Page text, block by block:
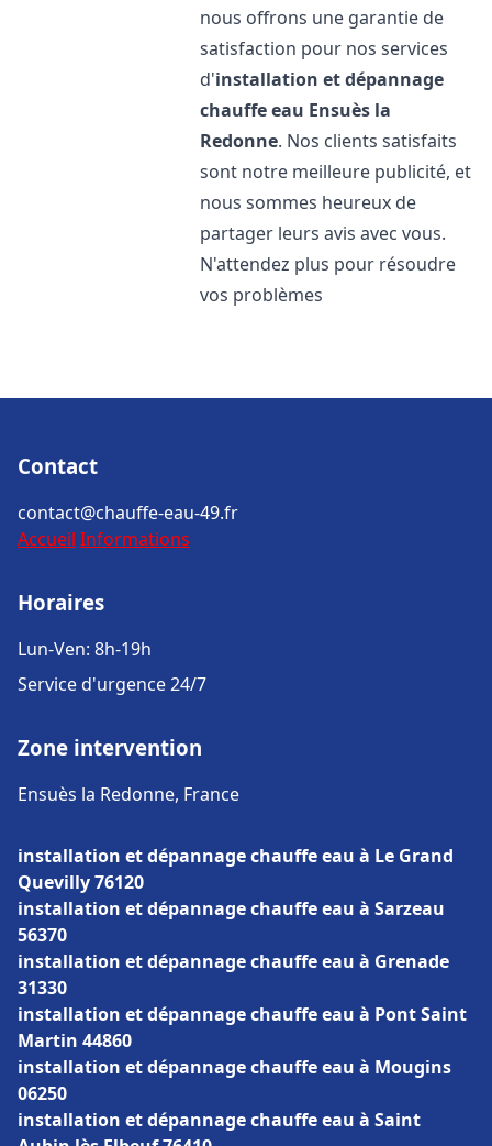
nous offrons une garantie de
satisfaction pour nos services
d'installation et dépannage
chauffe eau Ensuès la
Redonne. Nos clients satisfaits
sont notre meilleure publicité, et
nous sommes heureux de
partager leurs avis avec vous.
N'attendez plus pour résoudre
vos problèmes
Contact
contact@chauffe-eau-49.fr
Accueil Informations
Horaires
Lun-Ven: 8h-19h
Service d'urgence 24/7
Zone intervention
Ensuès la Redonne, France
installation et dépannage chauffe eau à Le Grand
Quevilly 76120
installation et dépannage chauffe eau à Sarzeau
56370
installation et dépannage chauffe eau à Grenade
31330
installation et dépannage chauffe eau à Pont Saint
Martin 44860
installation et dépannage chauffe eau à Mougins
06250
installation et dépannage chauffe eau à Saint